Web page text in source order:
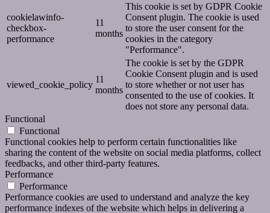
cookielawinfo-
checkbox-
performance
11
months
This cookie is set by GDPR Cookie
Consent plugin. The cookie is used
to store the user consent for the
cookies in the category
"Performance".
viewed_cookie_policy
11
months
The cookie is set by the GDPR
Cookie Consent plugin and is used
to store whether or not user has
consented to the use of cookies. It
does not store any personal data.
Functional
Functional
Functional cookies help to perform certain functionalities like
sharing the content of the website on social media platforms, collect
feedbacks, and other third-party features.
Performance
Performance
Performance cookies are used to understand and analyze the key
performance indexes of the website which helps in delivering a